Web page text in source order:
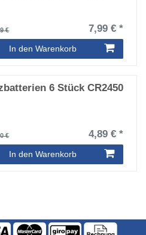
€ 7,99 € *
In den Warenkorb
6 Stück CR2450
€ 4,89 € *
In den Warenkorb